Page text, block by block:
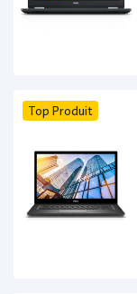
Top Produit